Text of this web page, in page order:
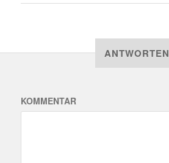
ANTWORTEN
KOMMENTAR